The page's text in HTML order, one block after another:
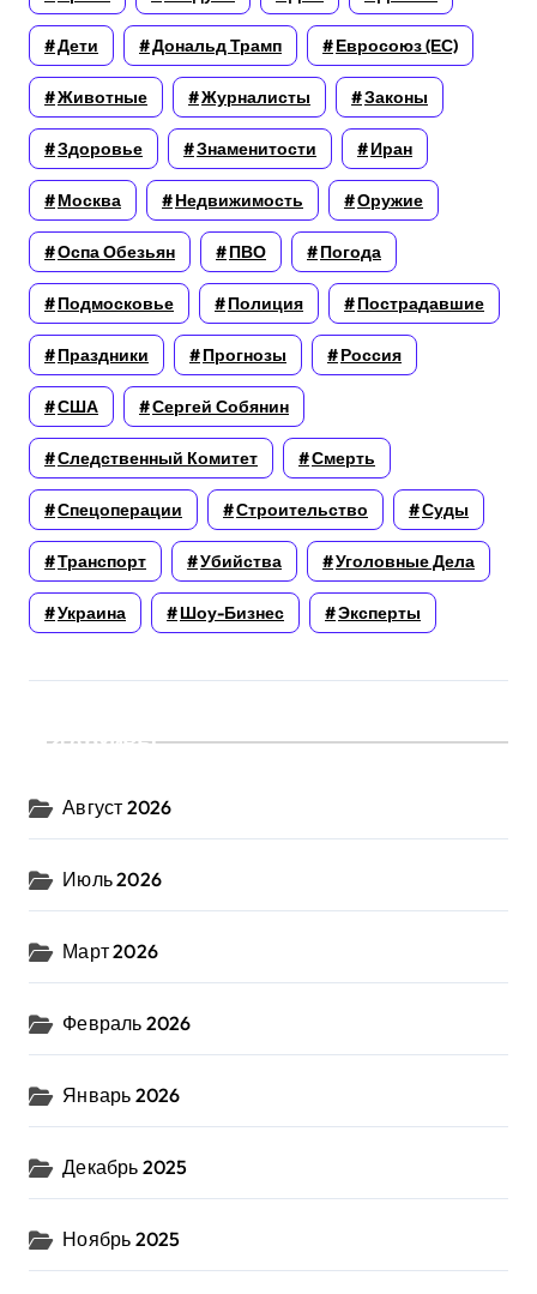
Дети Дональд Трамп Евросоюз (ЕС)
Животные Журналисты Законы
Здоровье Знаменитости Иран
Москва Недвижимость Оружие
Оспа Обезьян ПВО Погода
Подмосковье Полиция Пострадавшие
Праздники Прогнозы Россия
США Сергей Собянин
Следственный Комитет Смерть
Спецоперации Строительство Суды
Транспорт Убийства Уголовные Дела
Украина Шоу-Бизнес Эксперты
Архивы
Август 2026
Июль 2026
Март 2026
Февраль 2026
Январь 2026
Декабрь 2025
Ноябрь 2025